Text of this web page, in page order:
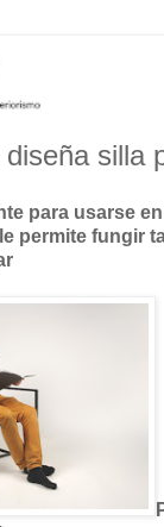
silla
para usarse
permite fungir